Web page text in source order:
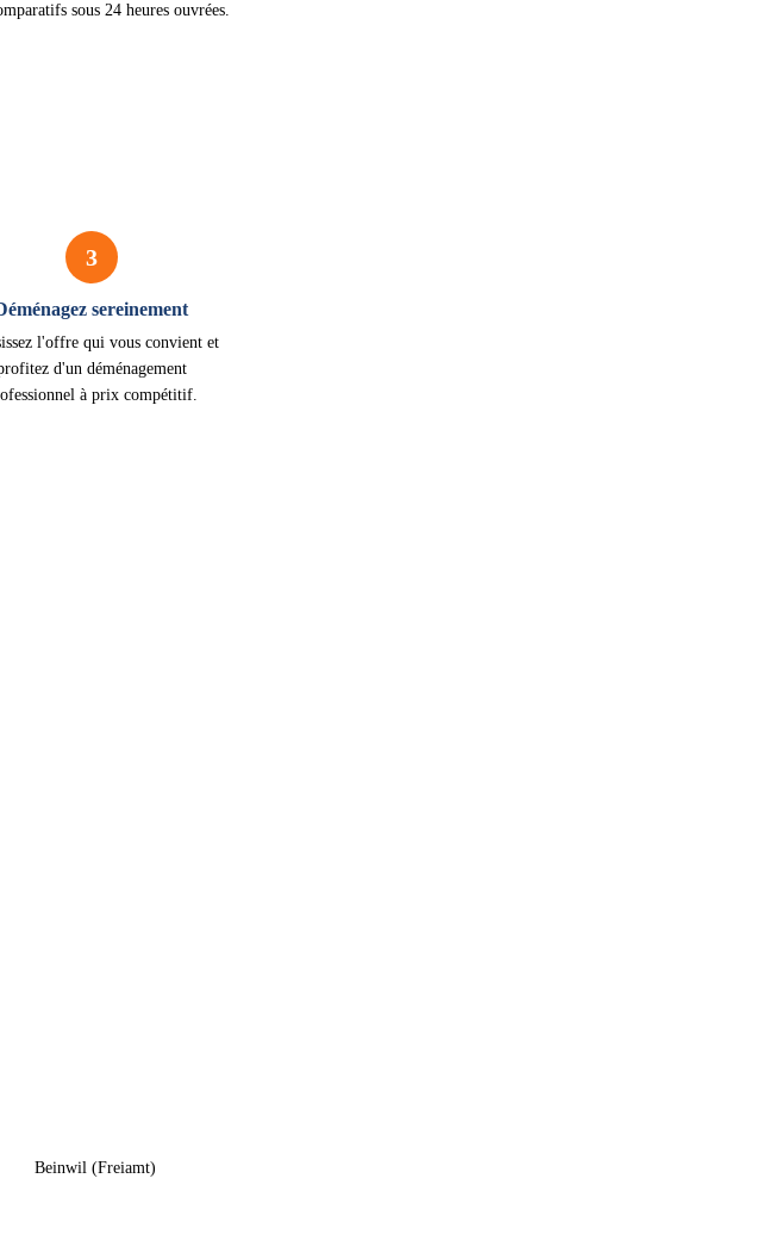
sous 24 heures ouvrées.
3
sereinement
l'offre qui vous convient et
d'un déménagement
à prix compétitif.
Beinwil (Freiamt)